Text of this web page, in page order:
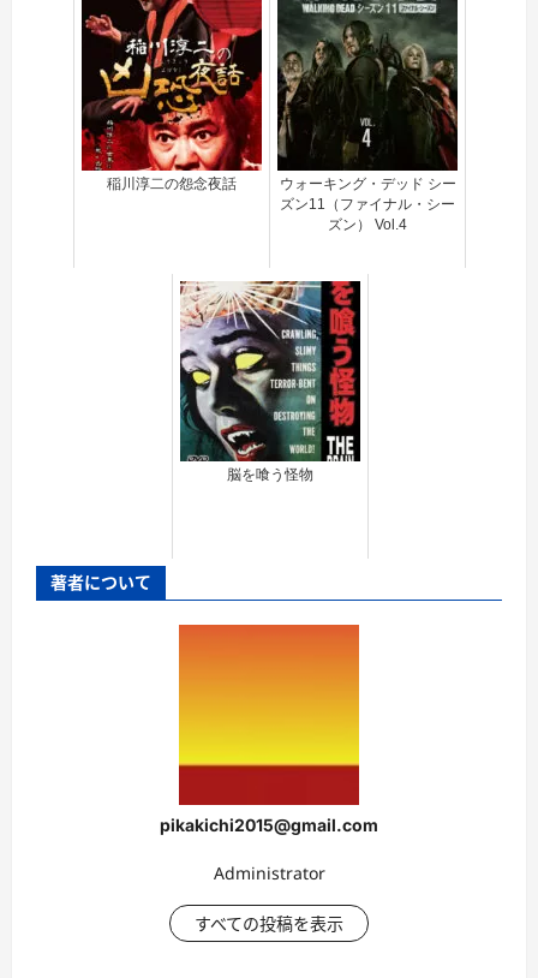
稲川淳二の怨念夜話
ウォーキング・デッド シー
ズン11（ファイナル・シー
ズン） Vol.4
脳を喰う怪物
著者について
pikakichi2015@gmail.com
Administrator
すべての投稿を表示